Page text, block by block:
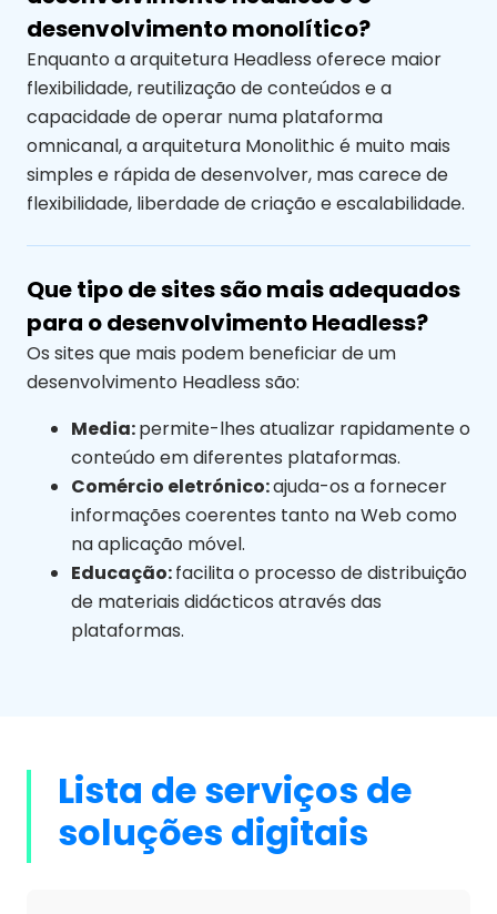
desenvolvimento monolítico?
Enquanto a arquitetura Headless oferece maior
flexibilidade, reutilização de conteúdos e a
capacidade de operar numa plataforma
omnicanal, a arquitetura Monolithic é muito mais
simples e rápida de desenvolver, mas carece de
flexibilidade, liberdade de criação e escalabilidade.
Que tipo de sites são mais adequados
para o desenvolvimento Headless?
Os sites que mais podem beneficiar de um
desenvolvimento Headless são:
Media:permite-lhes atualizar rapidamente o
conteúdo em diferentes plataformas.
Comércio eletrónico:ajuda-os a fornecer
informações coerentes tanto na Web como
na aplicação móvel.
Educação:facilita o processo de distribuição
de materiais didácticos através das
plataformas.
Lista de serviços de
soluções digitais